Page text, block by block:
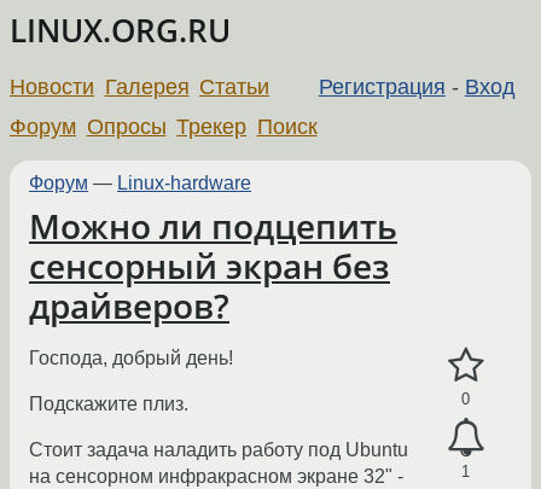
LINUX.ORG.RU
Регистрация - Вход
Новости Галерея Статьи
Форум Опросы Трекер Поиск
Форум — Linux-hardware
Можно ли подцепить
сенсорный экран без
драйверов?
0
1
Господа, добрый день!
Подскажите плиз.
Стоит задача наладить работу под Ubuntu
на сенсорном инфракрасном экране 32" -